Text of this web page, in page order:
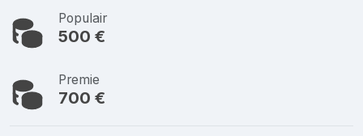
Populair
500 €
Premie
700 €